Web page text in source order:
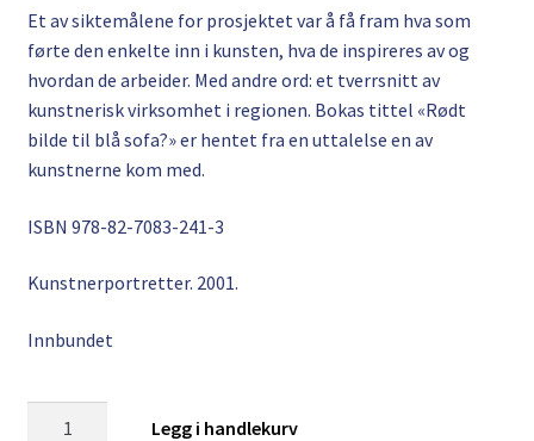
Et av siktemålene for prosjektet var å få fram hva som
førte den enkelte inn i kunsten, hva de inspireres av og
hvordan de arbeider. Med andre ord: et tverrsnitt av
kunstnerisk virksomhet i regionen. Bokas tittel «Rødt
bilde til blå sofa?» er hentet fra en uttalelse en av
kunstnerne kom med.
ISBN 978-82-7083-241-3
Kunstnerportretter. 2001.
Innbundet
Legg i handlekurv